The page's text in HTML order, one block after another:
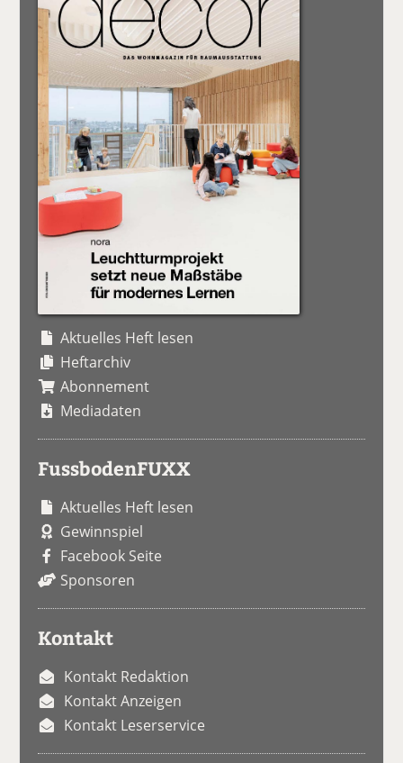
Aktuelles Heft lesen
Heftarchiv
Abonnement
Mediadaten
FussbodenFUXX
Aktuelles Heft lesen
Gewinnspiel
Facebook Seite
Sponsoren
Kontakt
Kontakt Redaktion
Kontakt Anzeigen
Kontakt Leserservice